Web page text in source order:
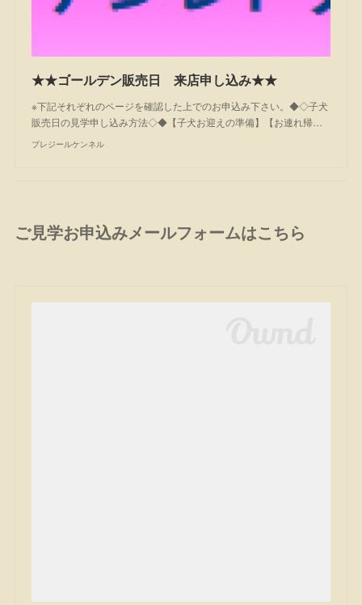
★★ゴールデン販売日 来店申し込み★★
※下記それぞれのページを確認した上でのお申込み下さい。◆◇子犬
販売日の見学申し込み方法◇◆【子犬お迎えの準備】【お連れ帰…
プレジールケンネル
ご見学お申込みメールフォームはこちら